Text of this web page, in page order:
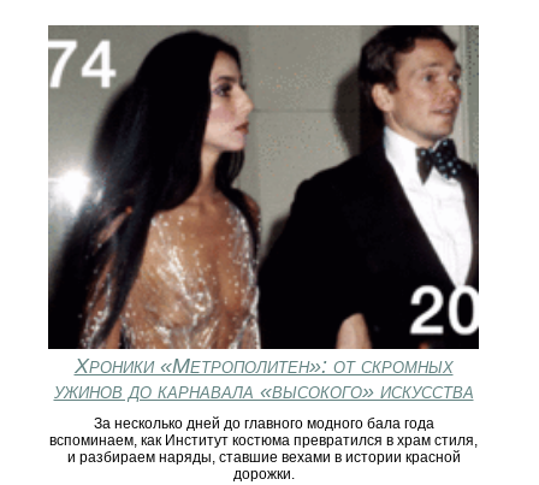
Хроники «Метрополитен»: от скромных
ужинов до карнавала «высокого» искусства
За несколько дней до главного модного бала года
вспоминаем, как Институт костюма превратился в храм стиля,
и разбираем наряды, ставшие вехами в истории красной
дорожки.